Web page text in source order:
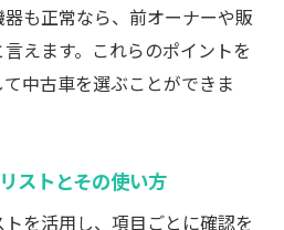
も正常なら、前オーナーや販
えます。これらのポイントを
中古車を選ぶことができま
ストとその使い方
を活用し、項目ごとに確認を